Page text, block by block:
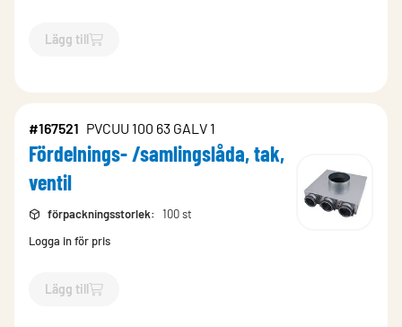
Lägg till
`$Lägg till
#167521 PVCUU 100 63 GALV 1
Fördelnings- /samlingslåda, tak,
ventil
förpackningsstorlek:
100 st
Logga in för pris
Lägg till
`$Lägg till